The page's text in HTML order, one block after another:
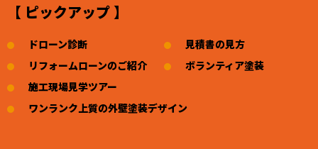
【 ピックアップ 】
ドローン診断
リフォームローンのご紹介
見積書の見方
ボランティア塗装
施工現場見学ツアー
ワンランク上質の外壁塗装デザイン